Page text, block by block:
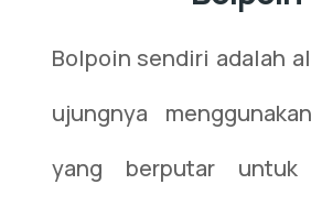
Bolpoin sendiri adalah
ujungnya
yang berputar untuk